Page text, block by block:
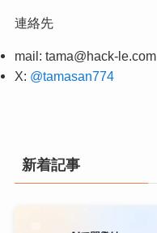
連絡先
mail: tama@hack-le.com
X: @tamasan774
新着記事